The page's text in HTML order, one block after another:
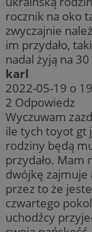
rocznik na oko
zwyczajnie
im przydało,
nadal żyją na
karl
2022-05-19 o
2 Odpowiedz
Wyczuwam
ile tych toyot gt
rodziny będą
przydało. Mam
dwójkę zajmuje
przez to że
czwartego
uchodźcy